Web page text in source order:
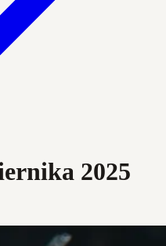
2025